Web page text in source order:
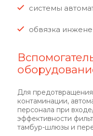
системы
обвязка
Для
контаминации,
персонала при
эффективности
тамбур-шлюзы и